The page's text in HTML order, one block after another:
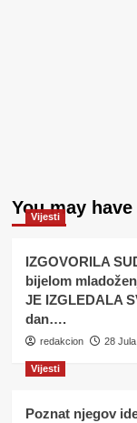
You may
Vijesti
IZGOVORILA
bijelom
JE IZGLEDALA
dan….
redakcion 28
Vijesti
Poznat njegov